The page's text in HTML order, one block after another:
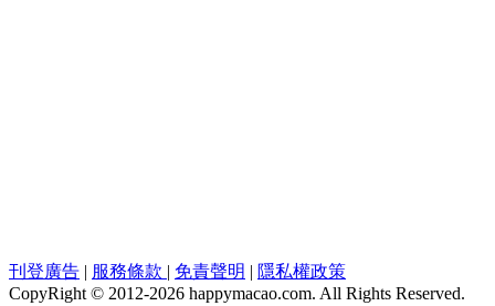
刊登廣告 | 服務條款 | 免責聲明 | 隱私權政策
CopyRight © 2012-2026 happymacao.com. All Rights Reserved.